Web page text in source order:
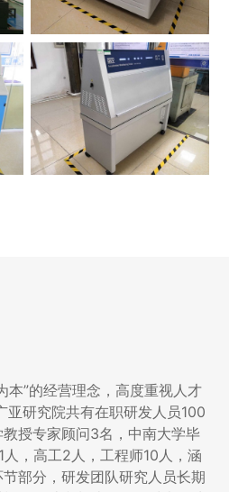
本”的经营理念，高度重视人才
亚研究院共有在职研发人员100
授专家顾问3名，中南大学毕
，高工2人，工程师10人，涵
部分，研发团队研究人员长期